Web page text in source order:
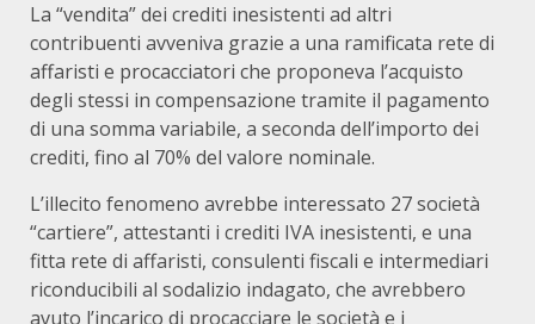
La “vendita” dei crediti inesistenti ad altri
contribuenti avveniva grazie a una ramificata rete di
affaristi e procacciatori che proponeva l’acquisto
degli stessi in compensazione tramite il pagamento
di una somma variabile, a seconda dell’importo dei
crediti, fino al 70% del valore nominale.
L’illecito fenomeno avrebbe interessato 27 società
“cartiere”, attestanti i crediti IVA inesistenti, e una
fitta rete di affaristi, consulenti fiscali e intermediari
riconducibili al sodalizio indagato, che avrebbero
avuto l’incarico di procacciare le società e i